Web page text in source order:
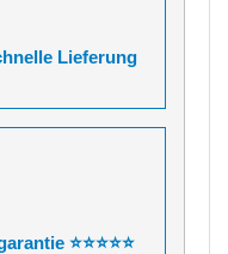
Lieferung
⭐⭐⭐⭐⭐